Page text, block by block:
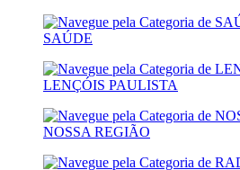
SAÚDE
LENÇÓIS PAULISTA
NOSSA REGIÃO